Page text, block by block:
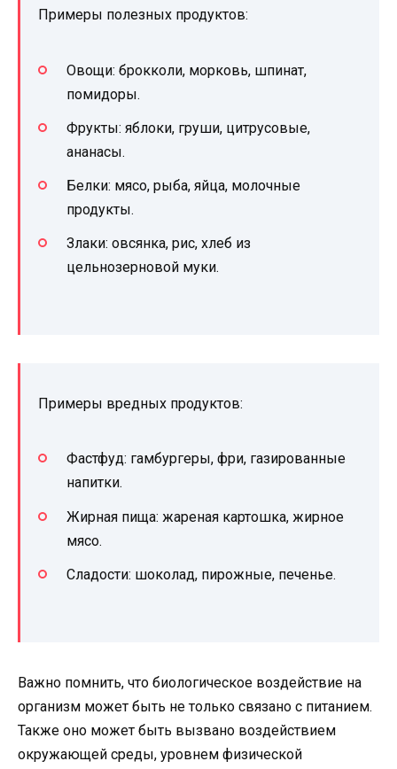
Примеры полезных продуктов:
Овощи: брокколи, морковь, шпинат,
помидоры.
Фрукты: яблоки, груши, цитрусовые,
ананасы.
Белки: мясо, рыба, яйца, молочные
продукты.
Злаки: овсянка, рис, хлеб из
цельнозерновой муки.
Примеры вредных продуктов:
Фастфуд: гамбургеры, фри, газированные
напитки.
Жирная пища: жареная картошка, жирное
мясо.
Сладости: шоколад, пирожные, печенье.
Важно помнить, что биологическое воздействие на
организм может быть не только связано с питанием.
Также оно может быть вызвано воздействием
окружающей среды, уровнем физической